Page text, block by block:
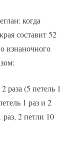
когда
составит 52
изнаночного
раза (5 петель 1
1 раз и 2
раз, 2 петли 10